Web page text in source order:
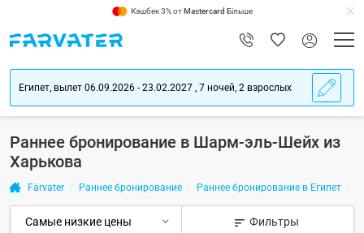
Кэшбек 3% отMastercard Більше
Египет, вылет 06.09.2026 - 23.02.2027 , 7 ночей, 2 взрослых
Раннее бронирование в Шарм-эль-Шейх из
Харькова
Farvater Раннее бронирование Раннее бронирование в Египет
Фильтры